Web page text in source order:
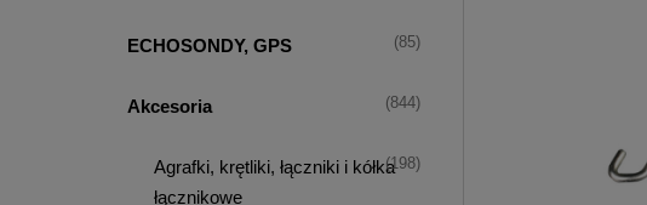
ECHOSONDY, GPS (85)
Akcesoria (844)
Agrafki, krętliki, łączniki i kółka
łącznikowe
(198)